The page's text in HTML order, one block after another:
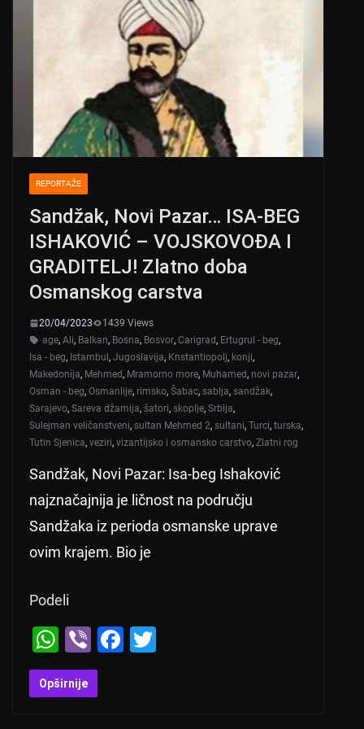
REPORTAŽE
Sandžak, Novi Pazar… ISA-BEG
ISHAKOVIĆ – VOJSKOVOĐA I
GRADITELJ! Zlatno doba
Osmanskog carstva
20/04/2023
1439 Views
age, Ali, Balkan, Bosna, Bosvor, Carigrad, Ertugrul - beg,
Isa - beg, Istambul, Jugoslavija, Knstantiopolj, konji,
Makedonija, Mehmed, Mramorno more, Muhamed, novi pazar,
Osman - beg, Osmanlije, rimsko, Šabac, sablja, sandžak,
Sarajevo, Sareva džamija, šatori, skoplje, Srbija,
Sulejman veličanstveni, sultan Mehmed 2, sultani, Turci, turska,
Tutin Sjenica, veziri, vizantijsko i osmansko carstvo, Zlatni rog
Sandžak, Novi Pazar: Isa-beg Ishaković
najznačajnija je ličnost na području
Sandžaka iz perioda osmanske uprave
ovim krajem. Bio je
Podeli
W
h
at
Vi
b
er
F
Opširnije